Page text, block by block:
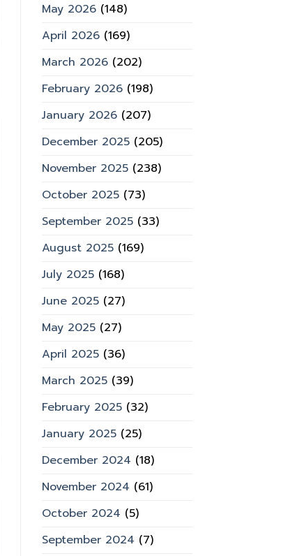
May 2026(148)
April 2026(169)
March 2026(202)
February 2026(198)
January 2026(207)
December 2025(205)
November 2025(238)
October 2025(73)
September 2025(33)
August 2025(169)
July 2025(168)
June 2025(27)
May 2025(27)
April 2025(36)
March 2025(39)
February 2025(32)
January 2025(25)
December 2024 (18)
November 2024 (61)
October 2024 (5)
September 2024 (7)